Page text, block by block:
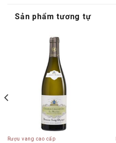
Sản phẩm tương tự
Rượu vang cao cấp